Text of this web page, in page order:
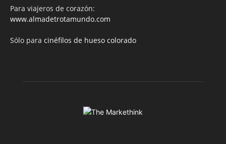
Para viajeros de corazón:
www.almadetrotamundo.com
Sólo para cinéfilos de hueso colorado